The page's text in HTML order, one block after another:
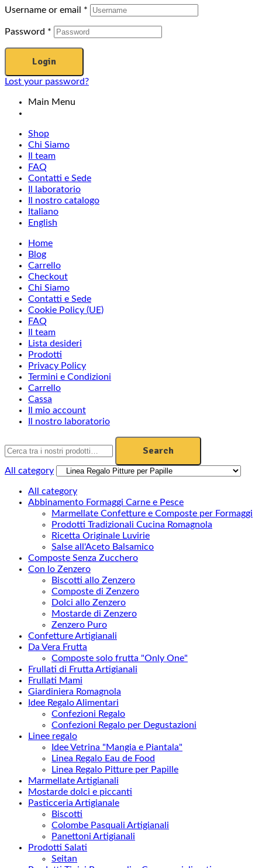
Username or email *
Password *
Login
Lost your password?
Main Menu
Shop
Chi Siamo
Il team
FAQ
Contatti e Sede
Il laboratorio
Il nostro catalogo
Italiano
English
Home
Blog
Carrello
Checkout
Chi Siamo
Contatti e Sede
Cookie Policy (UE)
FAQ
Il team
Lista desideri
Prodotti
Privacy Policy
Termini e Condizioni
Carrello
Cassa
Il mio account
Il nostro laboratorio
for:
Search
All category
All category
Abbinamento Formaggi Carne e Pesce
Marmellate Confetture e Composte per Formaggi
Prodotti Tradizionali Cucina Romagnola
Ricetta Originale Luvirie
Salse all'Aceto Balsamico
Composte Senza Zucchero
Con lo Zenzero
Biscotti allo Zenzero
Composte di Zenzero
Dolci allo Zenzero
Mostarde di Zenzero
Zenzero Puro
Confetture Artigianali
Da Vera Frutta
Composte solo frutta "Only One"
Frullati di Frutta Artigianali
Frullati Mami
Giardiniera Romagnola
Idee Regalo Alimentari
Confezioni Regalo
Confezioni Regalo per Degustazioni
Linee regalo
Idee Vetrina "Mangia e Piantala"
Linea Regalo Eau de Food
Linea Regalo Pitture per Papille
Marmellate Artigianali
Mostarde dolci e piccanti
Pasticceria Artigianale
Biscotti
Colombe Pasquali Artigianali
Panettoni Artigianali
Prodotti Salati
Seitan